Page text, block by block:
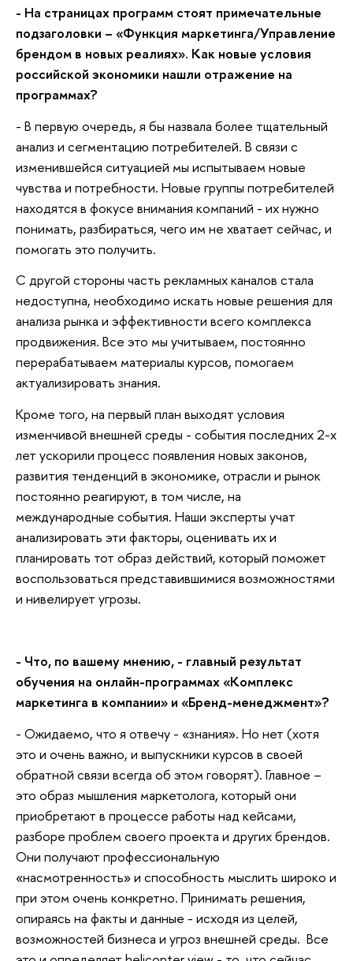
- На страницах программ стоят примечательные
подзаголовки – «Функция маркетинга/Управление
брендом в новых реалиях». Как новые условия
российской экономики нашли отражение на
программах?
- В первую очередь, я бы назвала более тщательный
анализ и сегментацию потребителей. В связи с
изменившейся ситуацией мы испытываем новые
чувства и потребности. Новые группы потребителей
находятся в фокусе внимания компаний - их нужно
понимать, разбираться, чего им не хватает сейчас, и
помогать это получить.
С другой стороны часть рекламных каналов стала
недоступна, необходимо искать новые решения для
анализа рынка и эффективности всего комплекса
продвижения. Все это мы учитываем, постоянно
перерабатываем материалы курсов, помогаем
актуализировать знания.
Кроме того, на первый план выходят условия
изменчивой внешней среды - события последних 2-х
лет ускорили процесс появления новых законов,
развития тенденций в экономике, отрасли и рынок
постоянно реагируют, в том числе, на
международные события. Наши эксперты учат
анализировать эти факторы, оценивать их и
планировать тот образ действий, который поможет
воспользоваться представившимися возможностями
и нивелирует угрозы.
- Что, по вашему мнению, - главный результат
обучения на онлайн-программах «Комплекс
маркетинга в компании» и «Бренд-менеджмент»?
- Ожидаемо, что я отвечу - «знания». Но нет (хотя
это и очень важно, и выпускники курсов в своей
обратной связи всегда об этом говорят). Главное –
это образ мышления маркетолога, который они
приобретают в процессе работы над кейсами,
разборе проблем своего проекта и других брендов.
Они получают профессиональную
«насмотренность» и способность мыслить широко и
при этом очень конкретно. Принимать решения,
опираясь на факты и данные - исходя из целей,
возможностей бизнеса и угроз внешней среды. Все